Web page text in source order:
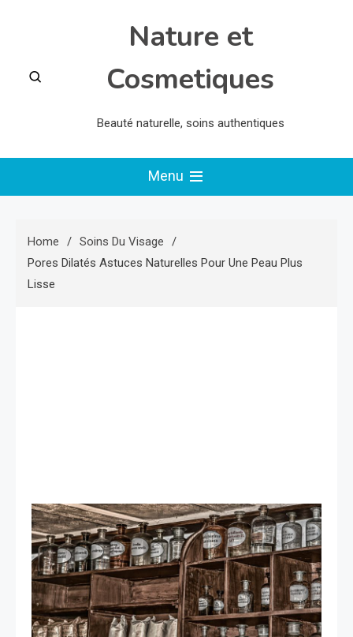
Nature et
Cosmetiques
Beauté naturelle, soins authentiques
Menu
Home
Soins Du Visage
Pores Dilatés Astuces Naturelles Pour Une Peau Plus
Lisse